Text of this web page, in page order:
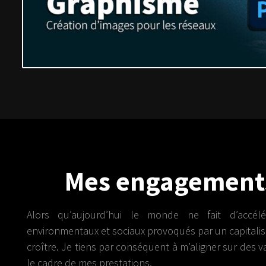
Mes
Alors qu’aujourd’hui le monde ne fait
environmentaux et sociaux provoqués par un
croître. Je tiens par conséquent à m’aligner sur des
le cadre de mes prestations.